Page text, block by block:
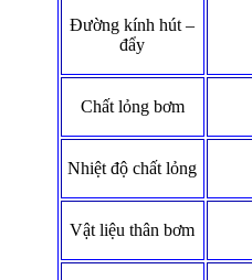
Đường kính hút –
đẩy
Chất lỏng bơm
Nhiệt độ chất lỏng
Vật liệu thân bơm